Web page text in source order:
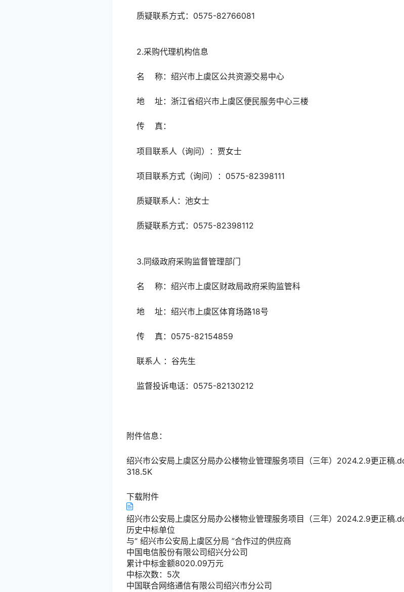
质疑联系方式：0575-82766081
2.采购代理机构信息
名 称：绍兴市上虞区公共资源交易中心
地 址：浙江省绍兴市上虞区便民服务中心三楼
传 真：
项目联系人（询问）：贾女士
项目联系方式（询问）：0575-82398111
质疑联系人：池女士
质疑联系方式：0575-82398112
3.同级政府采购监督管理部门
名 称：绍兴市上虞区财政局政府采购监管科
地 址：绍兴市上虞区体育场路18号
传 真：0575-82154859
联系人 ：谷先生
监督投诉电话：0575-82130212
附件信息：
绍兴市公安局上虞区分局办公楼物业管理服务项目（三年）2024.2.9更正稿
318.5K
下载附件
绍兴市公安局上虞区分局办公楼物业管理服务项目（三年）2024.2.9更正稿
历史中标单位
与“ 绍兴市公安局上虞区分局 ”合作过的供应商
中国电信股份有限公司绍兴分公司
累计中标金额8020.09万元
中标次数：5次
中国联合网络通信有限公司绍兴市分公司